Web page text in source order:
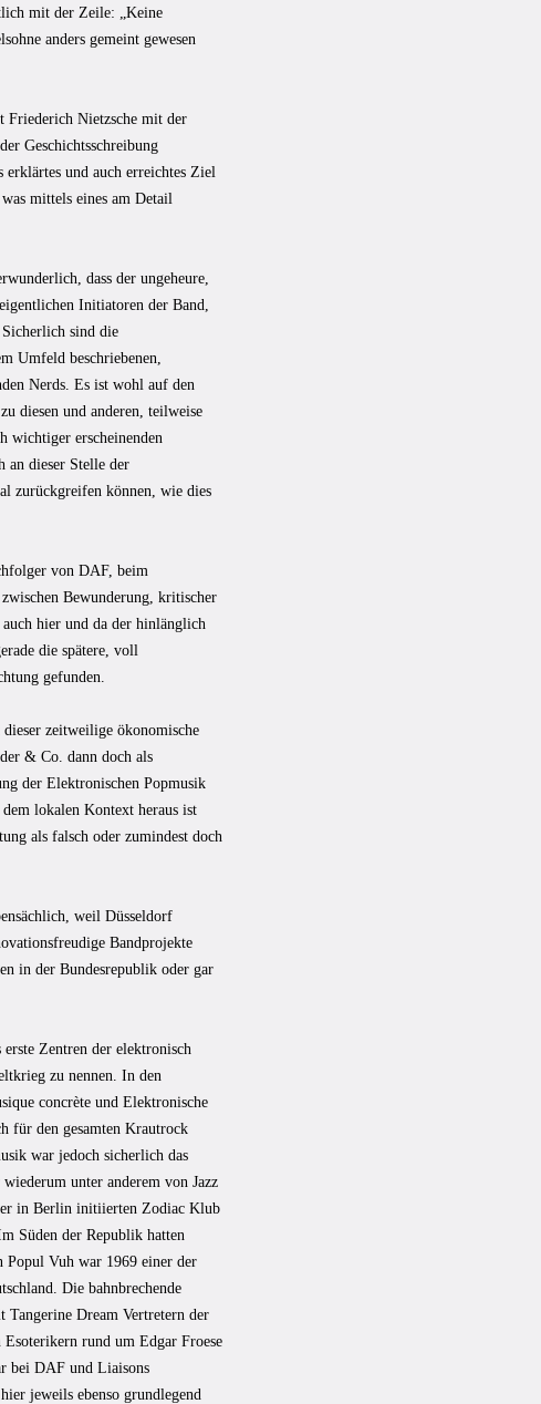
mit der Zeile: „Keine
anders gemeint gewesen
Friederich Nietzsche mit der
Geschichtsschreibung
und auch erreichtes Ziel
mittels eines am Detail
dass der ungeheure,
Initiatoren der Band,
sind die
Umfeld beschriebenen,
Nerds. Es ist wohl auf den
diesen und anderen, teilweise
wichtiger erscheinenden
an dieser Stelle der
zurückgreifen können, wie dies
von DAF, beim
Bewunderung, kritischer
hier und da der hinlänglich
die spätere, voll
gefunden.
zeitweilige ökonomische
& Co. dann doch als
der Elektronischen Popmusik
lokalen Kontext heraus ist
als falsch oder zumindest doch
weil Düsseldorf
Bandprojekte
in der Bundesrepublik oder gar
Zentren der elektronisch
zu nennen. In den
concrète und Elektronische
für den gesamten Krautrock
war jedoch sicherlich das
unter anderem von Jazz
in Berlin initiierten Zodiac Klub
Süden der Republik hatten
Vuh war 1969 einer der
Die bahnbrechende
Tangerine Dream Vertretern der
rund um Edgar Froese
bei DAF und Liaisons
jeweils ebenso grundlegend